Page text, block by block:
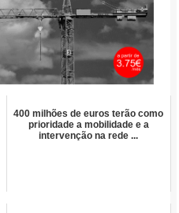
400 milhões de euros terão como
prioridade a mobilidade e a
intervenção na rede ...